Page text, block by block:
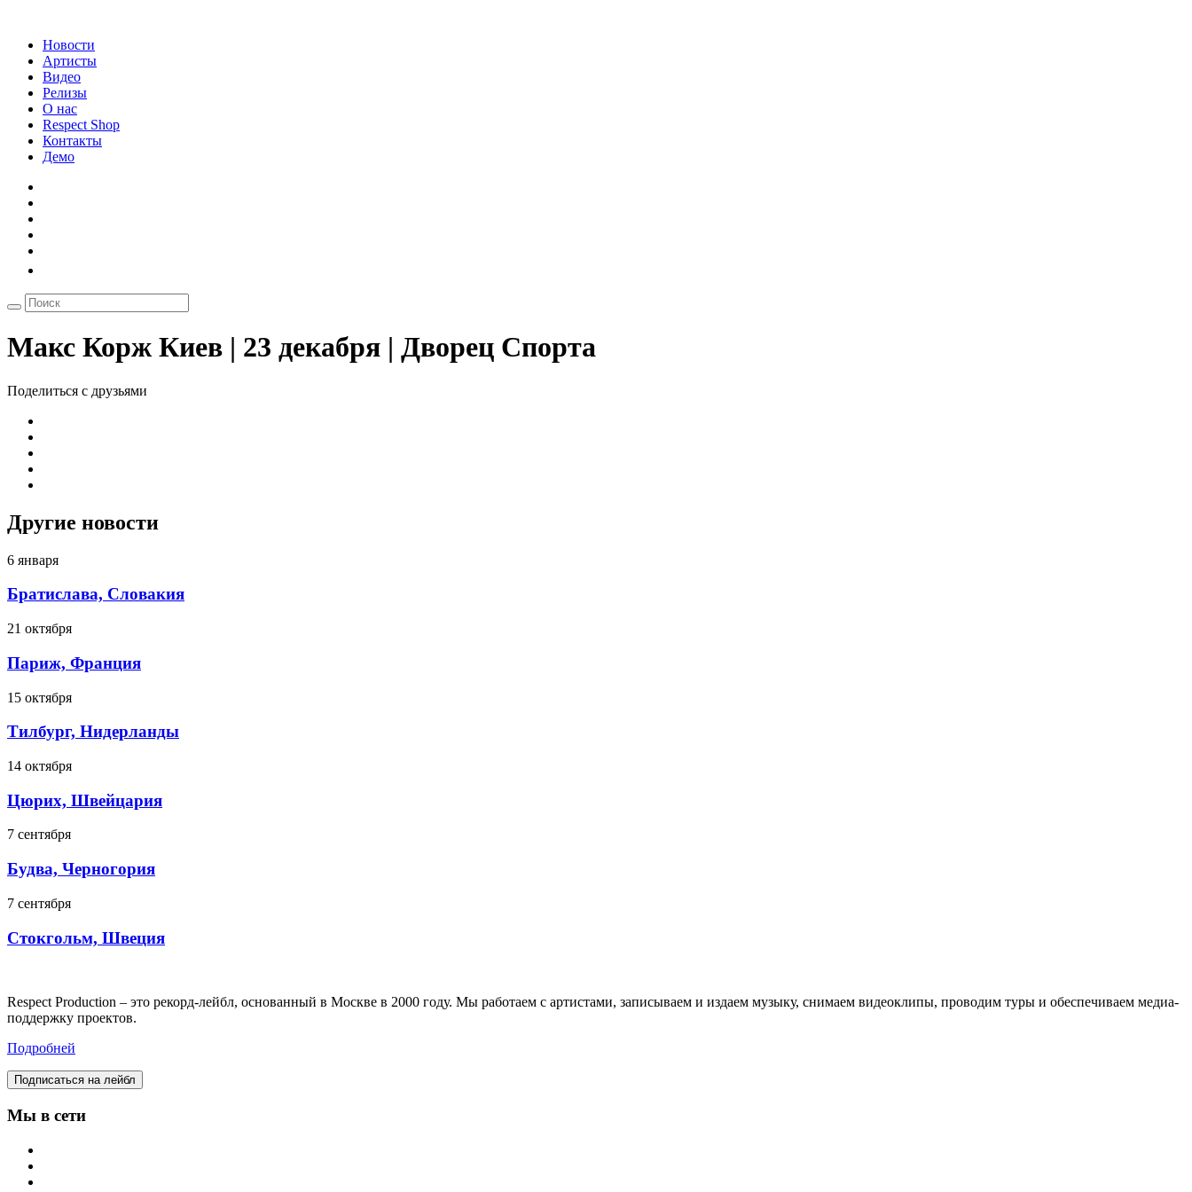
Новости
Артисты
Видео
Релизы
О нас
Respect Shop
Контакты
Демо
Макс Корж Киев | 23 декабря | Дворец Спорта
Поделиться с друзьями
Другие новости
6 января
Братислава, Словакия
21 октября
Париж, Франция
15 октября
Тилбург, Нидерланды
14 октября
Цюрих, Швейцария
7 сентября
Будва, Черногория
7 сентября
Стокгольм, Швеция
Respect Production – это рекорд-лейбл, основанный в Москве в 2000 году. Мы работаем с артистами, записываем и издаем музыку, снимаем видеоклипы, проводим туры и обеспечиваем медиа-
поддержку проектов.
Подробней
Подписаться на лейбл
Мы в сети